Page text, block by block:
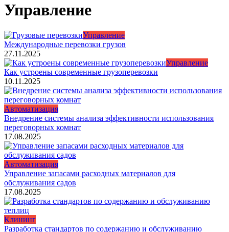
Управление
Управление
Международные перевозки грузов
27.11.2025
Управление
Как устроены современные грузоперевозки
10.11.2025
Автоматизация
Внедрение системы анализа эффективности использования
переговорных комнат
17.08.2025
Автоматизация
Управление запасами расходных материалов для
обслуживания садов
17.08.2025
Клининг
Разработка стандартов по содержанию и обслуживанию